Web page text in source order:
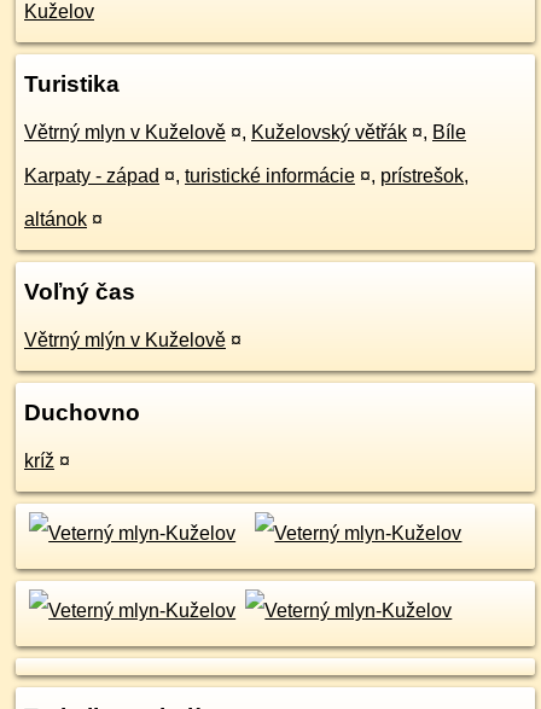
Kuželov
Turistika
Větrný mlyn v Kuželově ¤, Kuželovský větřák ¤, Bíle
Karpaty - západ ¤, turistické informácie ¤, prístrešok,
altánok ¤
Voľný čas
Větrný mlýn v Kuželově ¤
Duchovno
kríž ¤